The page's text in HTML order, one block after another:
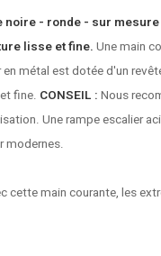
noire - ronde - sur
lisse et fine. Une main
métal est dotée d'un
fine. CONSEIL : Nous
Une rampe escalier
modernes.
cette main courante, les